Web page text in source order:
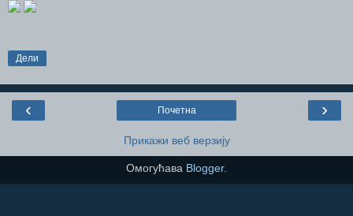
Дели
‹ ›
Почетна
Прикажи веб верзију
Омогућава Blogger.